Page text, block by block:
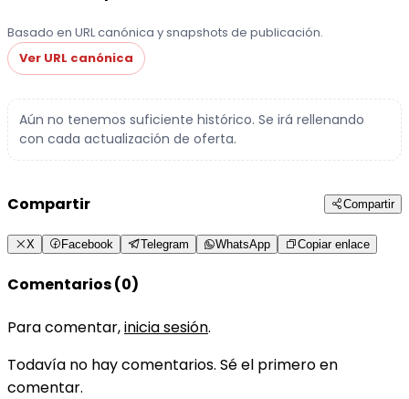
Basado en URL canónica y snapshots de publicación.
Ver URL canónica
Aún no tenemos suficiente histórico. Se irá rellenando
con cada actualización de oferta.
Compartir Compartir
X Facebook Telegram WhatsApp Copiar enlace
Comentarios (0)
Para comentar,inicia sesión.
Todavía no hay comentarios. Sé el primero en
comentar.